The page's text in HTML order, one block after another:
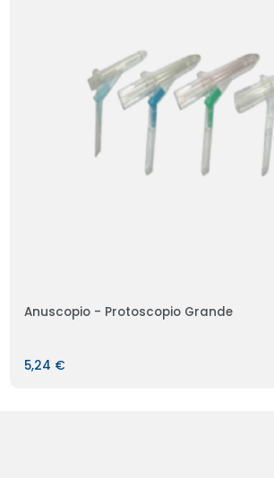
Anuscopio - Protoscopio Grande
5,24 €